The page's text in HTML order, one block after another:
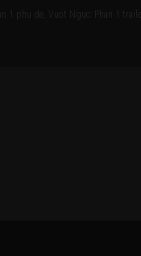
1 phu de, Vuot Nguc: Phan 1